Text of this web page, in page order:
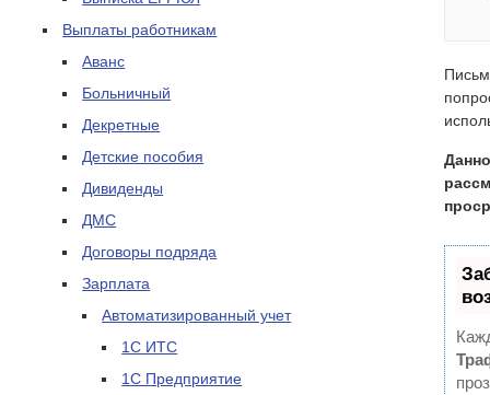
Выплаты работникам
Аванс
Больничный
Декретные
Детские пособия
Дивиденды
ДМС
Договоры подряда
Зарплата
Автоматизированный учет
1С ИТС
1С Предприятие